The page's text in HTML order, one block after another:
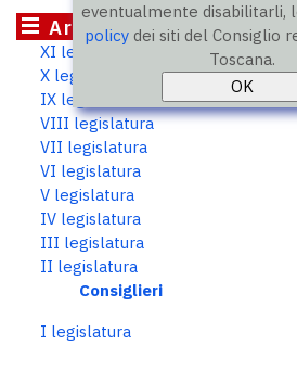
eventualmente disabilitarli,
policy dei siti del Consiglio
Toscana.
Archivio storico
XI legislatura
X legislatura
IX legislatura
VIII legislatura
VII legislatura
VI legislatura
V legislatura
IV legislatura
III legislatura
II legislatura
Consiglieri
I legislatura